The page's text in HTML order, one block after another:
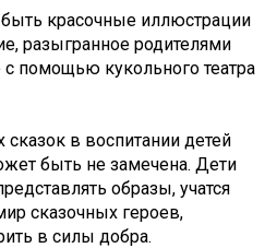
красочные иллюстрации
разыгранное родителями
с помощью кукольного театра
в воспитании детей
быть не замечена. Дети
образы, учатся
сказочных героев,
в силы добра.